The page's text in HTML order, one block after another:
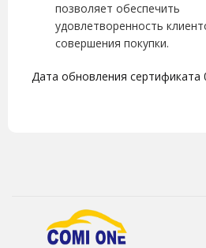
позволяет обеспечить
удовлетворенность
совершения покупки.
Дата обновления сертификата